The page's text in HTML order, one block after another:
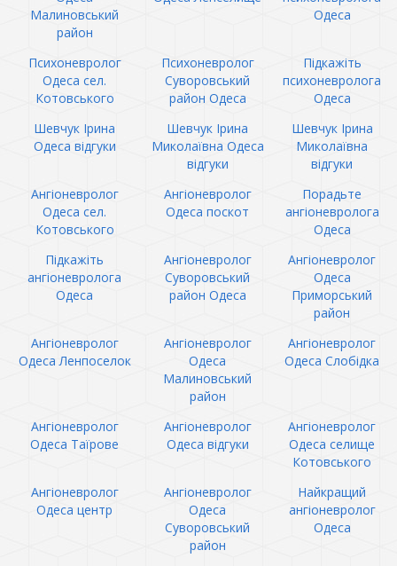
Малиновський
район
Одеса
Психоневролог
Одеса сел.
Котовського
Психоневролог
Суворовський
район Одеса
Підкажіть
психоневролога
Одеса
Шевчук Ірина
Одеса відгуки
Шевчук Ірина
Миколаївна Одеса
відгуки
Шевчук Ірина
Миколаївна
відгуки
Ангіоневролог
Одеса сел.
Котовського
Ангіоневролог
Одеса поскот
Порадьте
ангіоневролога
Одеса
Підкажіть
ангіоневролога
Одеса
Ангіоневролог
Суворовський
район Одеса
Ангіоневролог
Одеса
Приморський
район
Ангіоневролог
Одеса Ленпоселок
Ангіоневролог
Одеса
Малиновський
район
Ангіоневролог
Одеса Слобідка
Ангіоневролог
Одеса Таїрове
Ангіоневролог
Одеса відгуки
Ангіоневролог
Одеса селище
Котовського
Ангіоневролог
Одеса центр
Ангіоневролог
Одеса
Суворовський
район
Найкращий
ангіоневролог
Одеса